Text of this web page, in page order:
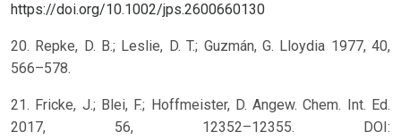
https://doi.org/10.1002/jps.2600660130
20. Repke, D. B.; Leslie, D. T.; Guzmán, G. Lloydia 1977, 40,
566–578.
21. Fricke, J.; Blei, F.; Hoffmeister, D. Angew. Chem. Int. Ed.
2017, 56, 12352–12355. DOI: